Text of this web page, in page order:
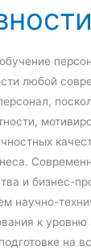
любой
и бизнес-
научно-
к уровню
на